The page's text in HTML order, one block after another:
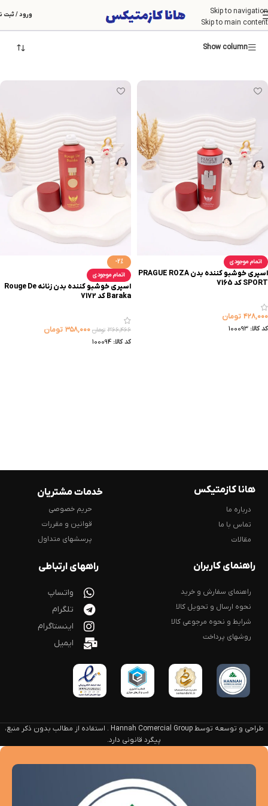
Skip to navigation
Skip to main content
ورود / ثبت PRAGUE ROZA SPORT
Show column
اتمام موجودی
اسپری خوشبو کننده بدن PRAGUE ROZA
SPORT کد 7165
۴۲۸,۰۰۰ تومان
کد کالا: 100093
-2%
اتمام موجودی
اسپری خوشبو کننده بدن زنانه Rouge De
Baraka کد 7172
۳۶۶,۴۶۶ تومان ۳۵۸,۰۰۰ تومان
کد کالا: 100094
هانا کازمتیکس
درباره ما
تماس با ما
مقالات
خدمات مشتریان
حریم خصوصی
قوانین و مقررات
پرسشهای متداول
راهنمای کاربران
راهنمای سفارش و خرید
نحوه ارسال و تحویل کالا
شرایط و نحوه مرجوعی کالا
روشهای پرداخت
راههای ارتباطی
واتساپ
تلگرام
اینستاگرام
ایمیل
طراحی و توسعه توسط Hannah Comercial Group . استفاده از مطالب بدون ذکر منبع،
پیگرد قانونی دارد.